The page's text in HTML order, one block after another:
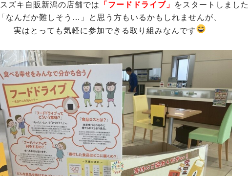
ズキ自販新潟の店舗では 「フードドライブ」
をスタートしました
なんだか難しそう…」と思う方もいるかもしれませんが、
実はとっても気軽に参加できる取り組みなんです